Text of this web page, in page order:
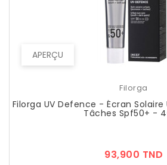
APERÇU
Filorga
Filorga UV Defence - Écran
Tâches Spf50+ -
93,900 TND